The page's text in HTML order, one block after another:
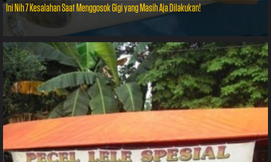
Ini Nih 7 Kesalahan Saat Menggosok Gigi yang Masih Aja Dilakukan!